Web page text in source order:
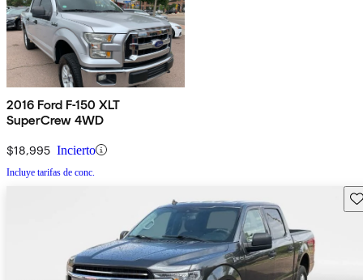
2016 Ford F-150 XLT
SuperCrew 4WD
$18,995 Incierto
Incluye tarifas de conc.